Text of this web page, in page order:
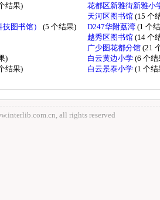
结果)
花都区新雅街新雅小
天河区图书馆 (15 个
图书馆） (5 个结果) D247华附荔湾 (1 个
越秀区图书馆 (14 个
广少图花都分馆 (21
) 白云黄边小学 (6 个结
结果) 白云景泰小学 (1 个结
all rights reserved